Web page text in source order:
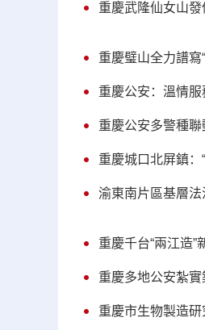
重慶武隆仙女山
重慶璧山全力譜寫
重慶公安：溫情
重慶公安多警種
重慶城口北屏鎮：
渝東南片區基層
重慶千台“兩江造”
重慶多地公安紮
重慶市生物製造